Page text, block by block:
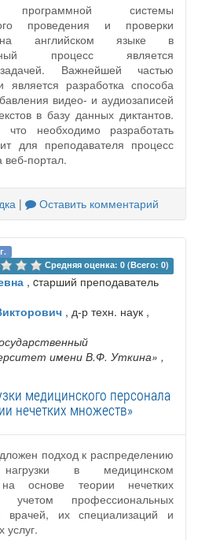
программной системы
проведения и проверки
на английском языке в
процесс является
Важнейшей частью
разработка способа
видео- и аудиозаписей
в базу данных диктантов.
необходимо разработать
для преподавателя процесс
веб-портал.
| Оставить комментарий
Средняя оценка: 0 (Всего: 0)
, cтарший преподаватель
, д-р техн. наук ,
имени В.Ф. Уткина» ,
медицинского персонала
нечетких множеств»
подход к распределению
в медицинском
основе теории нечетких
профессиональных
врачей, их специализаций и
услуг.